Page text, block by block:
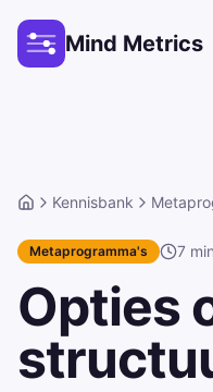
Mind Metrics
HomeKennisbank
Metaprogramma's 7
Opties